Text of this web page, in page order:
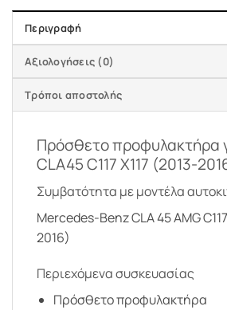
Περιγραφή
Αξιολογήσεις (0)
Τρόποι αποστολής
Πρόσθετο προφυλακτήρα
CLA45 C117 X117 (2013-
Συμβατότητα με μοντέλα
Mercedes-Benz CLA 45 AMG
2016)
Περιεχόμενα συσκευασίας
Πρόσθετο προφυλακτήρα